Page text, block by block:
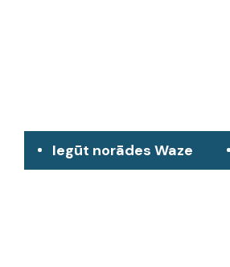
Iegūt norādes Waze